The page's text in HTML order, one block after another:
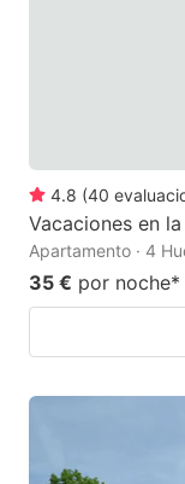
4.8 (40
Vacaciones en
Apartamento · 4
35 € por noche*